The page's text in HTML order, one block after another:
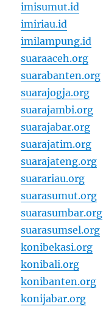
imisumut.id
imiriau.id
imilampung.id
suaraaceh.org
suarabanten.org
suarajogja.org
suarajambi.org
suarajabar.org
suarajatim.org
suarajateng.org
suarariau.org
suarasumut.org
suarasumbar.org
suarasumsel.org
konibekasi.org
konibali.org
konibanten.org
konijabar.org